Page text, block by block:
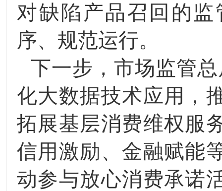
对缺陷产品召回的
序、规范运行。
下一步，市场监管
化大数据技术应用，
拓展基层消费维权服
信用激励、金融赋能
动参与放心消费承诺